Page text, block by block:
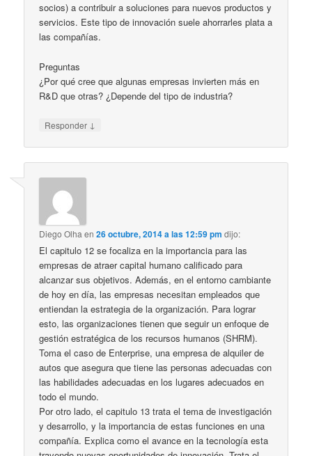
socios) a contribuir a soluciones para nuevos productos y
servicios. Este tipo de innovación suele ahorrarles plata a
las compañías.
Preguntas
¿Por qué cree que algunas empresas invierten más en
R&D que otras? ¿Depende del tipo de industria?
Responder ↓
Diego Olha en26 octubre, 2014 a las 12:59 pm dijo:
El capitulo 12 se focaliza en la importancia para las
empresas de atraer capital humano calificado para
alcanzar sus objetivos. Además, en el entorno cambiante
de hoy en día, las empresas necesitan empleados que
entiendan la estrategia de la organización. Para lograr
esto, las organizaciones tienen que seguir un enfoque de
gestión estratégica de los recursos humanos (SHRM).
Toma el caso de Enterprise, una empresa de alquiler de
autos que asegura que tiene las personas adecuadas con
las habilidades adecuadas en los lugares adecuados en
todo el mundo.
Por otro lado, el capitulo 13 trata el tema de investigación
y desarrollo, y la importancia de estas funciones en una
compañía. Explica como el avance en la tecnología esta